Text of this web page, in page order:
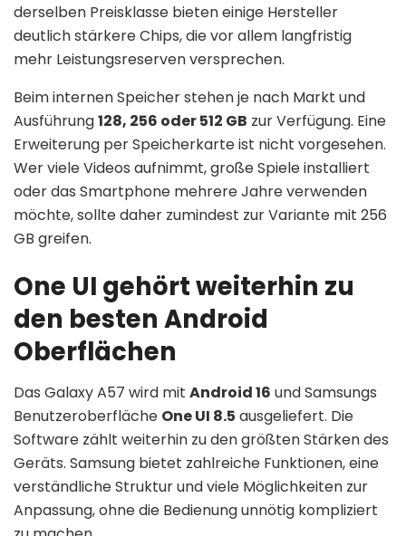
derselben Preisklasse bieten einige Hersteller
deutlich stärkere Chips, die vor allem langfristig
mehr Leistungsreserven versprechen.
Beim internen Speicher stehen je nach Markt und
Ausführung128, 256 oder 512 GB zur Verfügung. Eine
Erweiterung per Speicherkarte ist nicht vorgesehen.
Wer viele Videos aufnimmt, große Spiele installiert
oder das Smartphone mehrere Jahre verwenden
möchte, sollte daher zumindest zur Variante mit 256
GB greifen.
One UI gehört weiterhin zu
den besten Android
Oberflächen
Das Galaxy A57 wird mit Android 16 und Samsungs
Benutzeroberfläche One UI 8.5 ausgeliefert. Die
Software zählt weiterhin zu den größten Stärken des
Geräts. Samsung bietet zahlreiche Funktionen, eine
verständliche Struktur und viele Möglichkeiten zur
Anpassung, ohne die Bedienung unnötig kompliziert